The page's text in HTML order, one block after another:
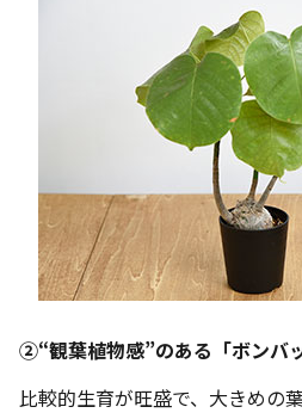
②“観葉植物感”のある「ボンバ
比較的生育が旺盛で、大きめの